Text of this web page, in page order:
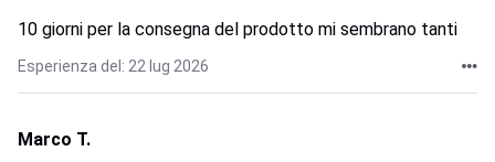
10 giorni per la consegna del prodotto mi sembrano tanti
Esperienza del: 22 lug 2026
Marco T.